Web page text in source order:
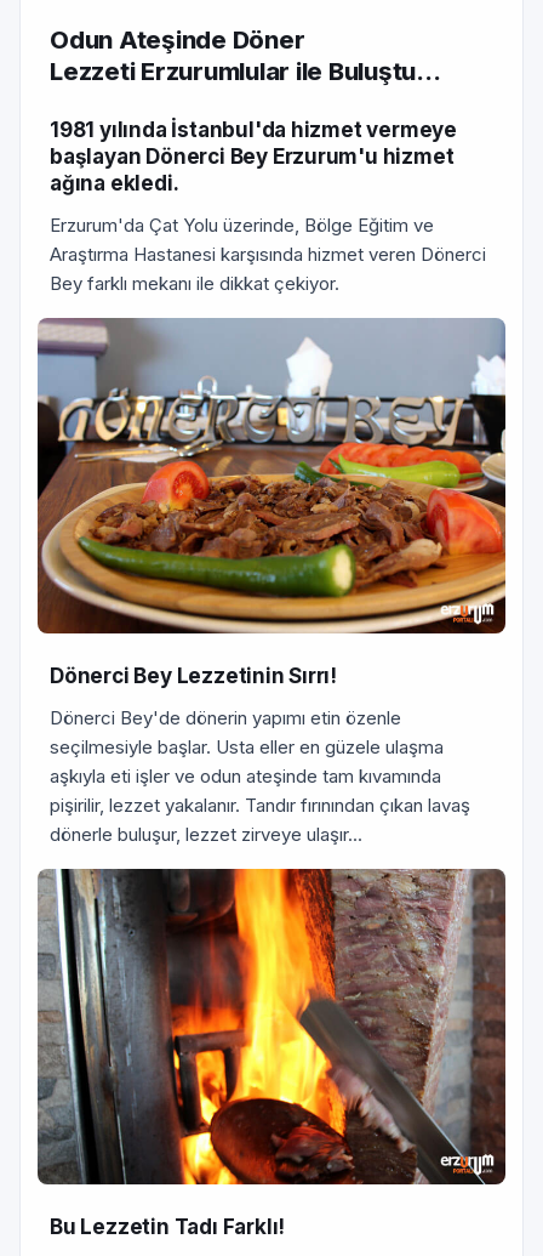
Odun Ateşinde Döner
Lezzeti Erzurumlular ile Buluştu...
1981 yılında İstanbul'da hizmet vermeye
başlayan Dönerci Bey Erzurum'u hizmet
ağına ekledi.
Erzurum'da Çat Yolu üzerinde, Bölge Eğitim ve
Araştırma Hastanesi karşısında hizmet veren Dönerci
Bey farklı mekanı ile dikkat çekiyor.
Dönerci Bey Lezzetinin Sırrı!
Dönerci Bey'de dönerin yapımı etin özenle
seçilmesiyle başlar. Usta eller en güzele ulaşma
aşkıyla eti işler ve odun ateşinde tam kıvamında
pişirilir, lezzet yakalanır. Tandır fırınından çıkan lavaş
dönerle buluşur, lezzet zirveye ulaşır...
Bu Lezzetin Tadı Farklı!